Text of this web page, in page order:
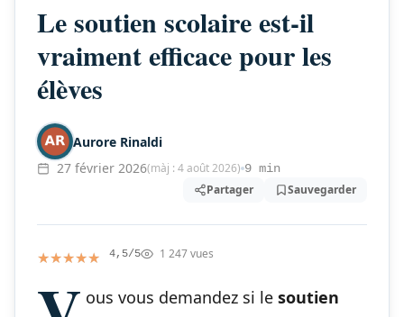
Le soutien scolaire est-il
vraiment efficace pour les
élèves
Aurore Rinaldi
27 février 2026(màj : 4 août 2026) 9 min
Partager Sauvegarder
★★★★★
★★★★★ 4,5/5 1 247 vues
ous vous demandez si lesoutien